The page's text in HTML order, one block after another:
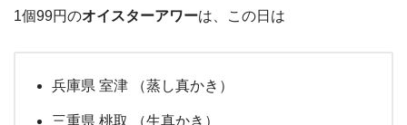
1個99円のオイスターアワーは、この日は
兵庫県 室津 （蒸し真かき）
三重県 桃取 （生真かき）